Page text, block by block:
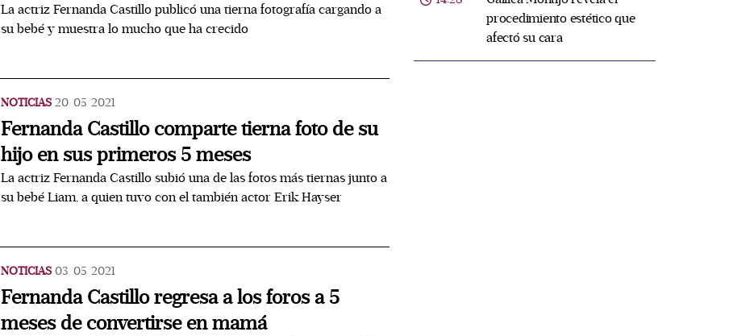
La actriz Fernanda Castillo publicó una tierna fotografía cargando a
su bebé y muestra lo mucho que ha crecido
NOTICIAS 20/05/2021
Fernanda Castillo comparte tierna foto de su
hijo en sus primeros 5 meses
La actriz Fernanda Castillo subió una de las fotos más tiernas junto a
su bebé Liam, a quien tuvo con el también actor Erik Hayser
NOTICIAS 03/05/2021
Fernanda Castillo regresa a los foros a 5
meses de convertirse en mamá
procedimiento estético que
afectó su cara